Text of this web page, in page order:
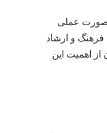
عملی
و ارشاد
از اهمیت این